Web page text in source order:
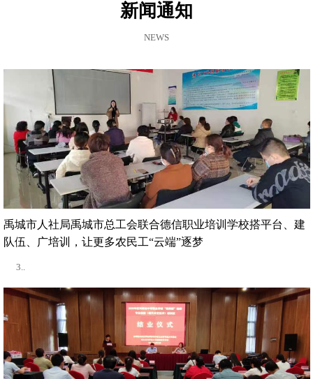
新闻通知
NEWS
禹城市人社局禹城市总工会联合德信职业培训学校搭平台、建
队伍、广培训，让更多农民工“云端”逐梦
3..